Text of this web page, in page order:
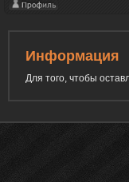
Информация
Для того, чтобы